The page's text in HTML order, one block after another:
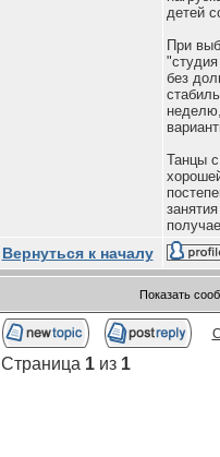
детей
При
без
Танцы
Вернуться к началу
Показать
Страница 1из 1